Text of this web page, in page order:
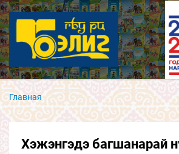
Главная
Хэжэнгэдэ багшанарай